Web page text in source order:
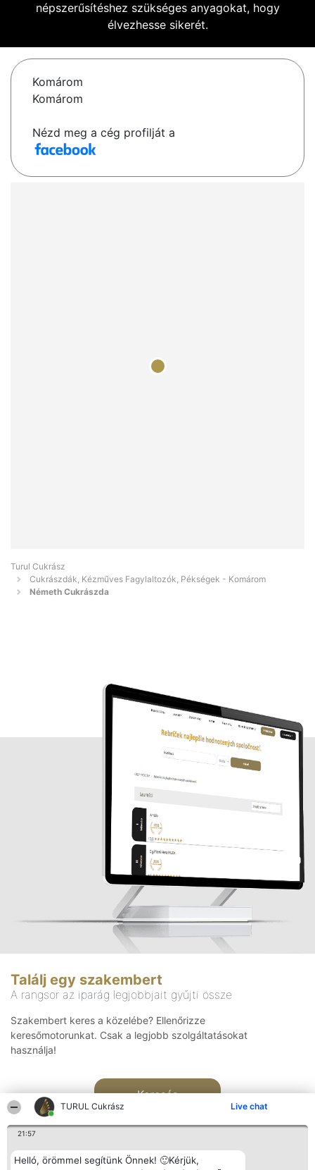
TURUL Cukrász Live chat
21:57
Helló, örömmel segítünk Önnek! 🙂Kérjük,
népszerűsítéshez szükséges anyagokat, hogy
élvezhesse sikerét.
Komárom
Komárom
Nézd meg a cég profilját a
Turul Cukrász
Cukrászdák, Kézműves Fagylaltozók, Pékségek - Komárom
Németh Cukrászda
Találj egy szakembert
A rangsor az iparág legjobbjait gyűjti össze
Szakembert keres a közelébe? Ellenőrizze
keresőmotorunkat. Csak a legjobb szolgáltatásokat
használja!
Keresés